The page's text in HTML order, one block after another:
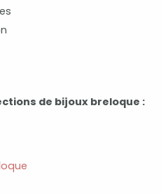
de bijoux breloque :